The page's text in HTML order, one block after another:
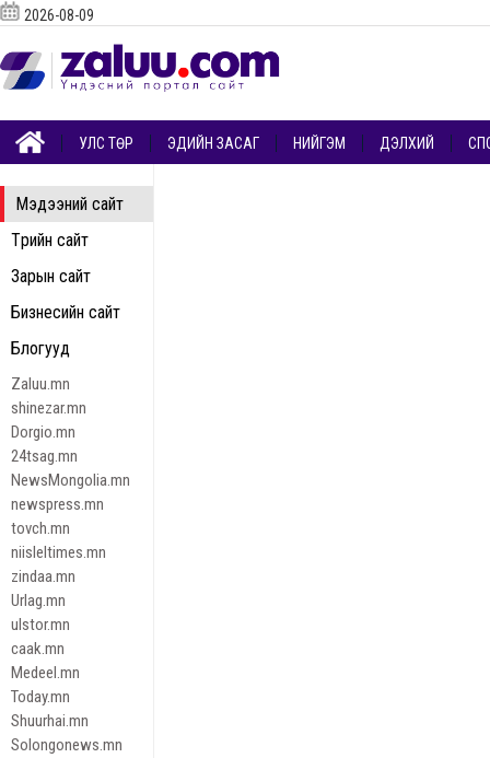
Мэдээний сайт
Төрийн сайт
Зарын сайт
Бизнесийн сайт
Блогууд
Zaluu.mn
shinezar.mn
Dorgio.mn
24tsag.mn
NewsMongolia.mn
newspress.mn
tovch.mn
niisleltimes.mn
zindaa.mn
Urlag.mn
ulstor.mn
caak.mn
Medeel.mn
Today.mn
Shuurhai.mn
Solongonews.mn
2026-08-09
УЛС ТӨР ЭДИЙН ЗАСАГ НИЙГЭМ ДЭЛХИЙ